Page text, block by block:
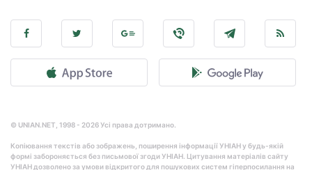
© UNIAN.NET, 1998 - 2026 Усі права дотримано.
Копіювання текстів або зображень, поширення інформації УНІАН у будь-якій
формі забороняється без письмової згоди УНІАН. Цитування матеріалів сайту
УНІАН дозволено за умови відкритого для пошукових систем гіперпосилання на